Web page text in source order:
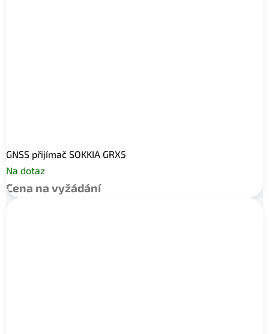
GNSS přijímač SOKKIA GRX5
Na dotaz
Cena na vyžádání